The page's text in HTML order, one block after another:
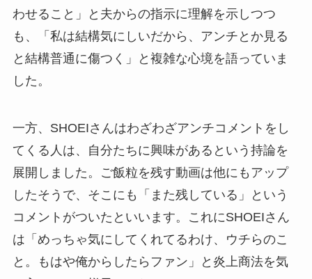
わせること」と夫からの指示に理解を示しつつ
も、「私は結構気にしいだから、アンチとか見る
と結構普通に傷つく」と複雑な心境を語っていま
した。
一方、SHOEIさんはわざわざアンチコメントをし
てくる人は、自分たちに興味があるという持論を
展開しました。ご飯粒を残す動画は他にもアップ
したそうで、そこにも「また残している」という
コメントがついたといいます。これにSHOEIさん
は「めっちゃ気にしてくれてるわけ、ウチらのこ
と。もはや俺からしたらファン」と炎上商法を気